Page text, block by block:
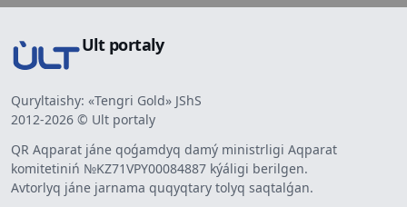
Ult portaly
Quryltaishy: «Tengri Gold» JShS
2012-2026 © Ult portaly
QR Aqparat jáne qoǵamdyq damý ministrligi Aqparat
komitetiniń №KZ71VPY00084887 kýáligi berilgen.
Avtorlyq jáne jarnama quqyqtary tolyq saqtalǵan.